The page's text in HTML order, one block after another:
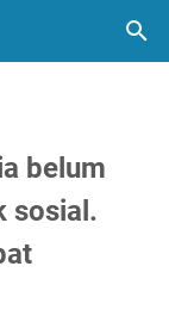
belum
sosial.